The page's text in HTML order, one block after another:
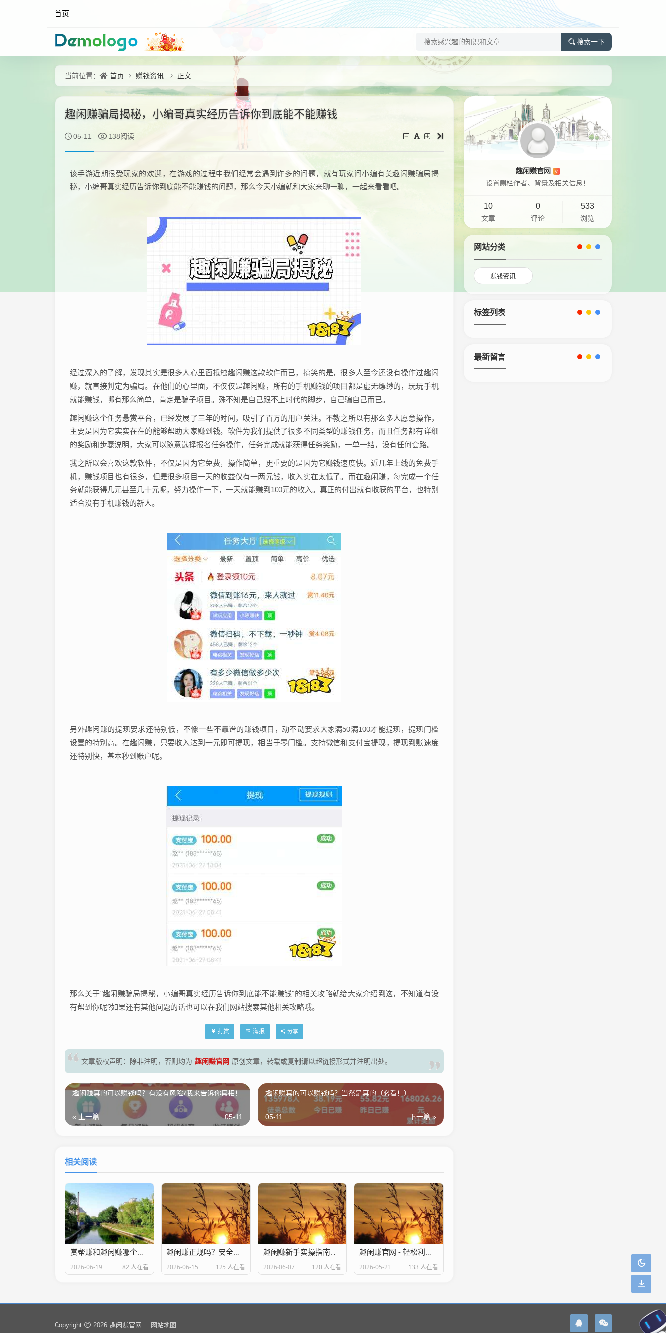
首页
搜索一下
当前位置： 首页 赚钱资讯 正文
趣闲赚骗局揭秘，小编哥真实经历告诉你到底能不能赚钱
05-11 138阅读
该手游近期很受玩家的欢迎，在游戏的过程中我们经常会遇到许多的问题，就有玩家问小编有关趣闲赚骗局揭
秘，小编哥真实经历告诉你到底能不能赚钱的问题，那么今天小编就和大家来聊一聊，一起来看看吧。
经过深入的了解，发现其实是很多人心里面抵触趣闲赚这款软件而已，搞笑的是，很多人至今还没有操作过趣闲
赚，就直接判定为骗局。在他们的心里面，不仅仅是趣闲赚，所有的手机赚钱的项目都是虚无缥缈的，玩玩手机
就能赚钱，哪有那么简单，肯定是骗子项目。殊不知是自己跟不上时代的脚步，自己骗自己而已。
趣闲赚这个任务悬赏平台，已经发展了三年的时间，吸引了百万的用户关注。不教之所以有那么多人愿意操作，
主要是因为它实实在在的能够帮助大家赚到钱。软件为我们提供了很多不同类型的赚钱任务，而且任务都有详细
的奖励和步骤说明，大家可以随意选择报名任务操作，任务完成就能获得任务奖励，一单一结，没有任何套路。
我之所以会喜欢这款软件，不仅是因为它免费，操作简单，更重要的是因为它赚钱速度快。近几年上线的免费手
机，赚钱项目也有很多，但是很多项目一天的收益仅有一两元钱，收入实在太低了。而在趣闲赚，每完成一个任
务就能获得几元甚至几十元呢，努力操作一下，一天就能赚到100元的收入。真正的付出就有收获的平台，也特别
适合没有手机赚钱的新人。
另外趣闲赚的提现要求还特别低，不像一些不靠谱的赚钱项目，动不动要求大家满50满100才能提现，提现门槛
设置的特别高。在趣闲赚，只要收入达到一元即可提现，相当于零门槛。支持微信和支付宝提现，提现到账速度
还特别快，基本秒到账户呢。
那么关于"趣闲赚骗局揭秘，小编哥真实经历告诉你到底能不能赚钱"的相关攻略就给大家介绍到这，不知道有没
有帮到你呢?如果还有其他问题的话也可以在我们网站搜索其他相关攻略哦。
打赏 海报 分享
文章版权声明：除非注明，否则均为 趣闲赚官网 原创文章，转载或复制请以超链接形式并注明出处。
趣闲赚真的可以赚钱吗？有没有风险?我来告诉你真相！
« 上一篇 05-11
趣闲赚真的可以赚钱吗？当然是真的（必看！）
下一篇 »
05-11
相关阅读
赏帮赚和趣闲赚哪个更好用？普通人真实对比测评
2026-06-19 82 人在看
趣闲赚正规吗？安全吗？2026真实收益与提现实测
2026-06-15 125 人在看
趣闲赚新手实操指南：从注册到日赚 50 + 的完整教程
2026-06-07 120 人在看
趣闲赚官网 - 轻松利用闲暇时间赚钱
2026-05-21 133 人在看
趣闲赚官网 V
设置侧栏作者、背景及相关信息！
10
文章
0
评论
533
浏览
网站分类
赚钱资讯
标签列表
最新留言
Copyright 2026 趣闲赚官网 . 网站地图